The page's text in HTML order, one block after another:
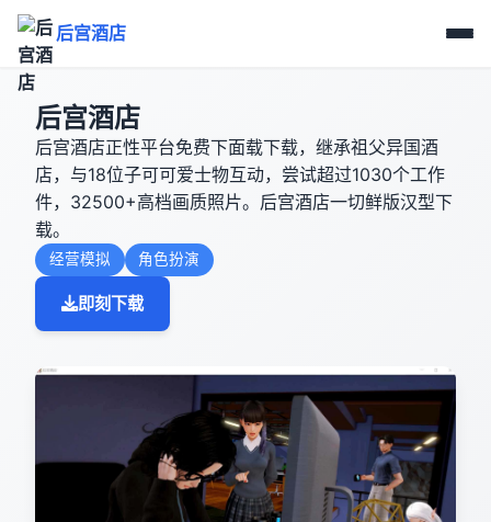
后宫酒店
后宫酒店
后宫酒店正性平台免费下面载下载，继承祖父异国酒
店，与18位子可可爱士物互动，尝试超过1030个工作
件，32500+高档画质照片。后宫酒店一切鲜版汉型下
载。
经营模拟 角色扮演
即刻下载